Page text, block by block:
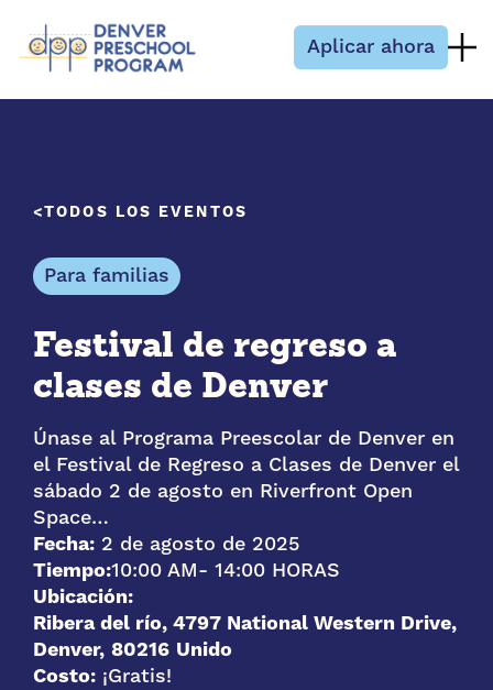
Aplicar ahora
TODOS LOS EVENTOS
Para familias
Festival de regreso a
clases de Denver
Únase al Programa Preescolar de Denver en
el Festival de Regreso a Clases de Denver el
sábado 2 de agosto en Riverfront Open
Space…
Fecha: 2 de agosto de 2025
Tiempo:10:00 AM- 14:00 HORAS
Ubicación:
Ribera del río, 4797 National Western Drive,
Denver, 80216 Unido
Costo: ¡Gratis!